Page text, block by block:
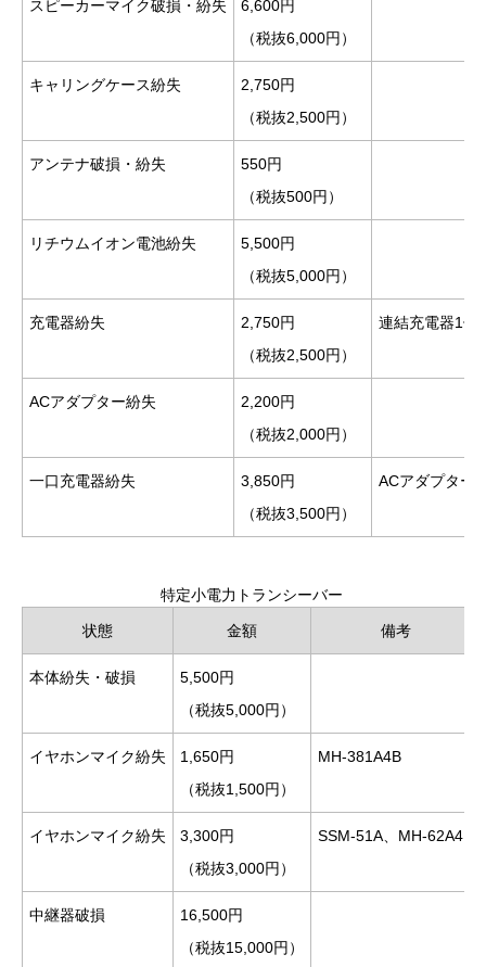
スピーカーマイク破損・紛失
6,600円
（税抜6,000円）
キャリングケース紛失
2,750円
（税抜2,500円）
アンテナ破損・紛失
550円
（税抜500円）
リチウムイオン電池紛失
5,500円
（税抜5,000円）
充電器紛失
2,750円
（税抜2,500円）
連結充電器1個
ACアダプター紛失
2,200円
（税抜2,000円）
一口充電器紛失
3,850円
（税抜3,500円）
ACアダプター
特定小電力トランシーバー
状態 金額 備考
本体紛失・破損
5,500円
（税抜5,000円）
イヤホンマイク紛失
1,650円
（税抜1,500円）
MH-381A4B
イヤホンマイク紛失
3,300円
（税抜3,000円）
SSM-51A、MH-62A4B
中継器破損
16,500円
（税抜15,000円）